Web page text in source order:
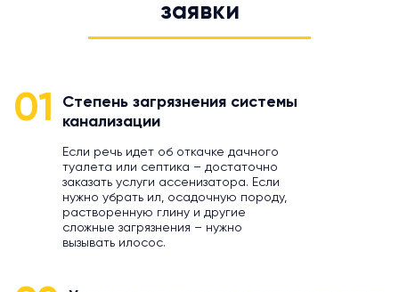
заявки
01
Степень загрязнения системы
канализации
Если речь идет об откачке дачного
туалета или септика – достаточно
заказать услуги ассенизатора. Если
нужно убрать ил, осадочную породу,
растворенную глину и другие
сложные загрязнения – нужно
вызывать илосос.